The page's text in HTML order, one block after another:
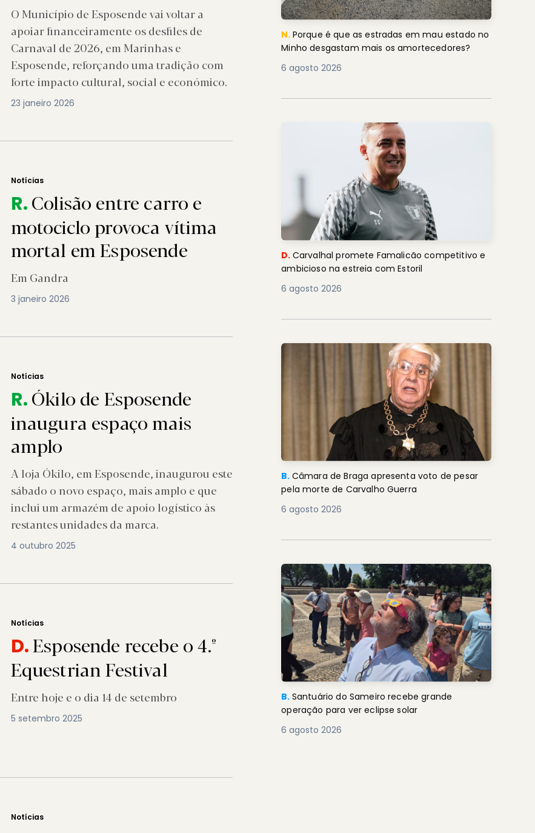
O Município de Esposende vai voltar a
apoiar financeiramente os desfiles de
Carnaval de 2026, em Marinhas e
Esposende, reforçando uma tradição com
forte impacto cultural, social e económico.
23 janeiro 2026
Notícias
R.Colisão entre carro e
motociclo provoca vítima
mortal em Esposende
Em Gandra
3 janeiro 2026
Notícias
R.Ókilo de Esposende
inaugura espaço mais
amplo
A loja Ókilo, em Esposende, inaugurou este
sábado o novo espaço, mais amplo e que
inclui um armazém de apoio logístico às
restantes unidades da marca.
4 outubro 2025
Notícias
D.Esposende recebe o 4.º
Equestrian Festival
Entre hoje e o dia 14 de setembro
5 setembro 2025
Notícias
N. Porque é que as estradas em mau estado no
Minho desgastam mais os amortecedores?
6 agosto 2026
D. Carvalhal promete Famalicão competitivo e
ambicioso na estreia com Estoril
6 agosto 2026
B. Câmara de Braga apresenta voto de pesar
pela morte de Carvalho Guerra
6 agosto 2026
B. Santuário do Sameiro recebe grande
operação para ver eclipse solar
6 agosto 2026